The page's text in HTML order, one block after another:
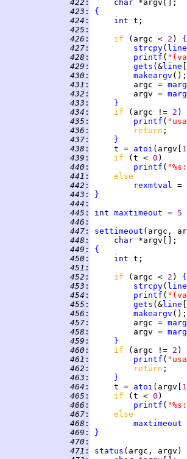
422 : char
423 :
{
424 : int
425 :
426 : if (argc < 2 ) {
427 : strcpy( line
428 : printf (
429 : gets (&line
430 :
makeargv
431 :
         argc =
432 :
         argv =
433 :
}
434 : if (argc != 2 )
435 : printf (
436 : return
437 :
}
438 :
     t =
atoi (argv[ 1
439 : if (t < 0
440 : printf (
441 :
else
442 :
rexmtval
443 :
}
444 :
445 : int maxtimeout = 5
446 :
447 :
settimeout
448 : char
449 :
{
450 : int
451 :
452 : if (argc < 2 ) {
453 : strcpy( line
454 : printf (
455 : gets (&line
456 :
makeargv
457 :
         argc =
458 :
         argv =
459 :
}
460 : if (argc != 2 )
461 : printf (
462 : return
463 :
}
464 :
     t =
atoi (argv[ 1
465 : if (t < 0
466 : printf (
467 :
else
468 :
maxtimeout
469 :
}
470 :
471 : status